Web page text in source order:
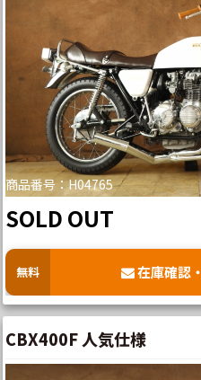
商品番号：H04765
SOLD OUT
無料 在庫確認
CBX400F 人気仕様